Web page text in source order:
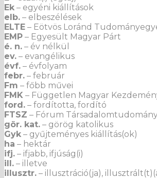
Ek – egyéni kiállítások
elb. – elbeszélések
ELTE – Eötvös Loránd
EMP – Egyesült Magyar Párt
é. n. – év nélkül
ev. – evangélikus
évf. – évfolyam
febr. – február
Fm – főbb művei
FMK – Független Magyar
ford. – fordította, fordító
FTSZ – Fórum
gör. kat. – görög katolikus
Gyk – gyűjteményes kiállítás(ok)
ha – hektár
ifj. – ifjabb, ifjúság(i)
ill. – illetve
illusztr. – illusztráció(ja),